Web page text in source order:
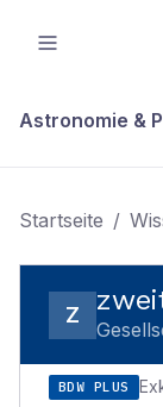
Astronomie &
Startseite /
Z
BDW PLUS